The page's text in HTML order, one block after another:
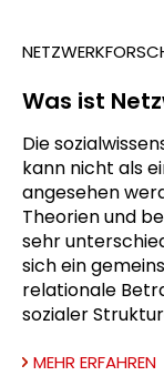
Was ist
Die
kann nicht als
angesehen
Theorien und
sehr
sich ein
relationale
sozialer
MEHR ERFAHREN